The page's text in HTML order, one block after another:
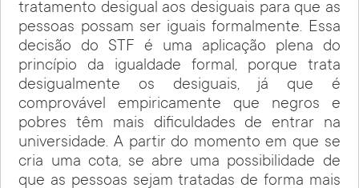
tratamento desigual aos desiguais para que as
pessoas possam ser iguais formalmente. Essa
decisão do STF é uma aplicação plena do
princípio da igualdade formal, porque trata
desigualmente os desiguais, já que é
comprovável empiricamente que negros e
pobres têm mais dificuldades de entrar na
universidade. A partir do momento em que se
cria uma cota, se abre uma possibilidade de
que as pessoas sejam tratadas de forma mais